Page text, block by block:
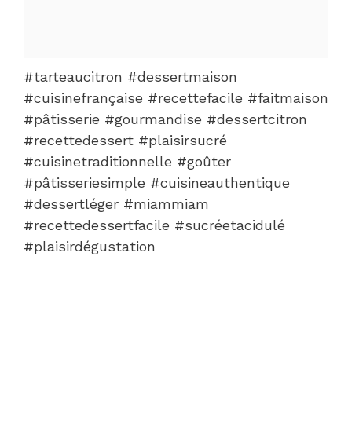
#tarteaucitron #dessertmaison
#cuisinefrançaise #recettefacile #faitmaison
#pâtisserie #gourmandise #dessertcitron
#recettedessert #plaisirsucré
#cuisinetraditionnelle #goûter
#pâtisseriesimple #cuisineauthentique
#dessertléger #miammiam
#recettedessertfacile #sucréetacidulé
#plaisirdégustation